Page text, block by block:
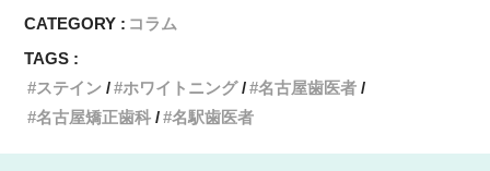
CATEGORY : コラム
TAGS :
ステイン
ホワイトニング
名古屋歯医者
名古屋矯正歯科
名駅歯医者